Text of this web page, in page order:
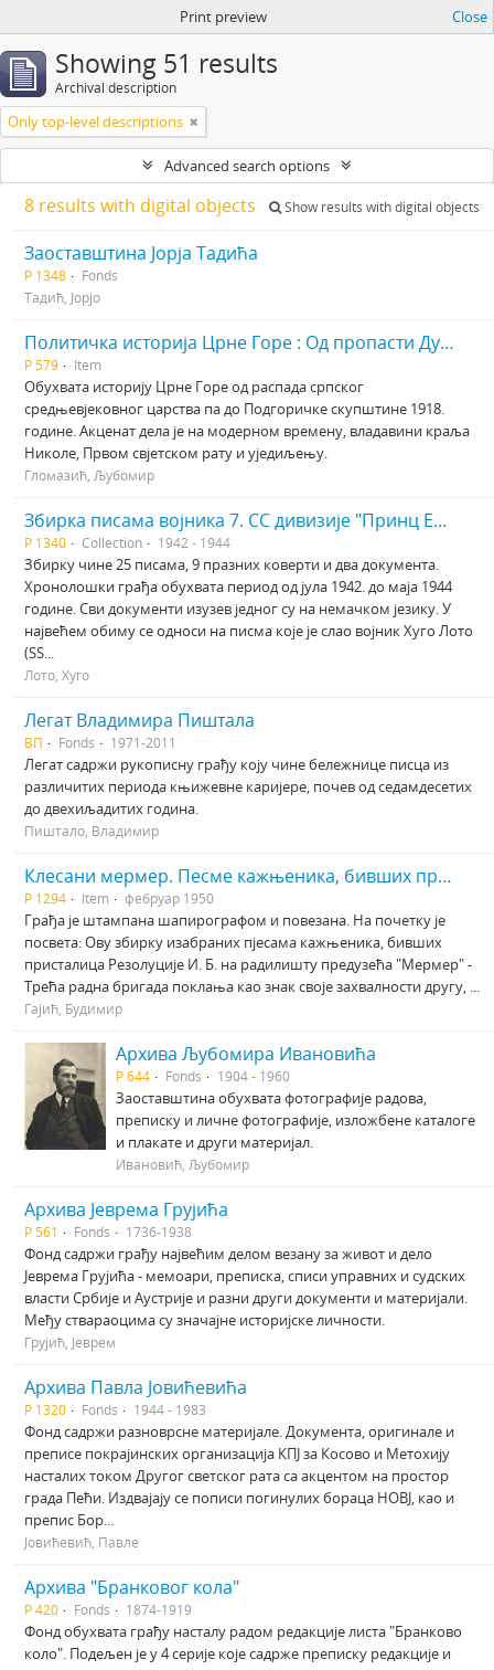
Print preview Close
Showing 51 results
Archival description
Only top-level descriptions
Advanced search options
8 results with digital objects Show results with digital objects
Заоставштина Јорја Тадића
Р 1348
Fonds
Тадић, Јорјо
Политичка историја Црне Горе : Од пропасти Душановог царства до уједињења 1918.
Р 579 Item
Обухвата историју Црне Горе од распада српског
средњевјековног царства па до Подгоричке скупштине 1918.
године. Акценат дела је на модерном времену, владавини краља
Николе, Првом свјетском рату и уједиљењу.
Гломазић, Љубомир
Збирка писама војника 7. СС дивизије "Принц Еуген"
Р 1340 Collection 1942 - 1944
Збирку чине 25 писама, 9 празних коверти и два документа.
Хронолошки грађа обухвата период од јула 1942. до маја 1944
године. Сви документи изузев једног су на немачком језику. У
највећем обиму се односи на писма које је слао војник Хуго Лото
(SS...
Лото, Хуго
Легат Владимира Пиштала
ВП Fonds 1971-2011
Легат садржи рукописну грађу коју чине бележнице писца из
различитих периода књижевне каријере, почев од седамдесетих
до двехиљадитих година.
Пиштало, Владимир
Клесани мермер. Песме кажњеника, бивших присталица Резолуције Информбироа
Р 1294 Item фебруар 1950
Грађа је штампана шапирографом и повезана. На почетку је
посвета: Ову збирку изабраних пјесама кажњеника, бивших
присталица Резолуције И. Б. на радилишту предузећа "Мермер" -
Трећа радна бригада поклања као знак своје захвалности другу, ...
Гајић, Будимир
Архива Љубомира Ивановића
Р 644 Fonds 1904 - 1960
Заоставштина обухвата фотографије радова,
преписку и личне фотографије, изложбене каталоге
и плакате и други материјал.
Ивановић, Љубомир
Архива Јеврема Грујића
Р 561 Fonds 1736-1938
Фонд садржи грађу највећим делом везану за живот и дело
Јеврема Грујића - мемоари, преписка, списи управних и судских
власти Србије и Аустрије и разни други документи и материјали.
Међу ствараоцима су значајне историјске личности.
Грујић, Јеврем
Архива Павла Јовићевића
Р 1320 Fonds 1944 - 1983
Фонд садржи разноврсне материјале. Документа, оригинале и
преписе покрајинских организација КПЈ за Косово и Метохију
насталих током Другог светског рата са акцентом на простор
града Пећи. Издвајају се пописи погинулих бораца НОВЈ, као и
препис Бор...
Јовићевић, Павле
Архива "Бранковог кола"
Р 420 Fonds 1874-1919
Фонд обухвата грађу насталу радом редакције листа "Бранково
коло". Подељен је у 4 серије које садрже преписку редакције и